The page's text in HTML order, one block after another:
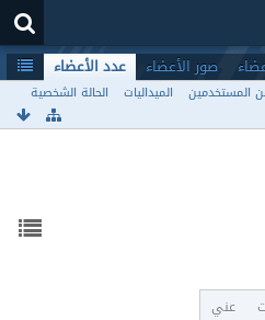
صور الأعضاء عدد الأعضاء
المستخدمين الميداليات الحالة الشخصية
عني